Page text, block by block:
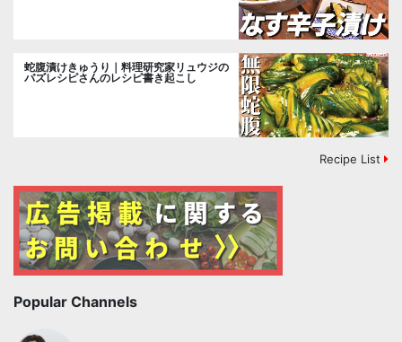
蛇腹漬けきゅうり｜料理研究家リュウジの
バズレシピさんのレシピ書き起こし
Recipe List
Popular Channels